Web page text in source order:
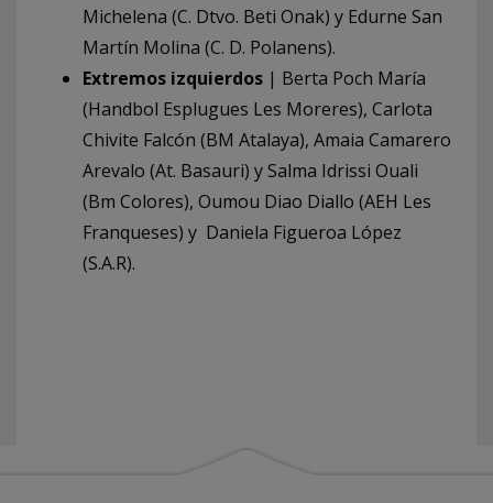
Michelena (C. Dtvo. Beti Onak) y Edurne San
Martín Molina (C. D. Polanens).
Extremos izquierdos | Berta Poch María
(Handbol Esplugues Les Moreres), Carlota
Chivite Falcón (BM Atalaya), Amaia Camarero
Arevalo (At. Basauri) y Salma Idrissi Ouali
(Bm Colores), Oumou Diao Diallo (AEH Les
Franqueses) y Daniela Figueroa López
(S.A.R).